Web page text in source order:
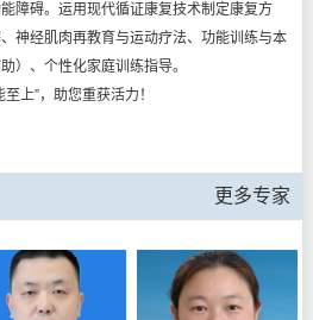
障碍。运用现代循证康复技术制定康复方
神经肌肉再教育与运动疗法、功能训练与本
）、个性化家庭训练指导。
上”，助您重获活力！
更多专家